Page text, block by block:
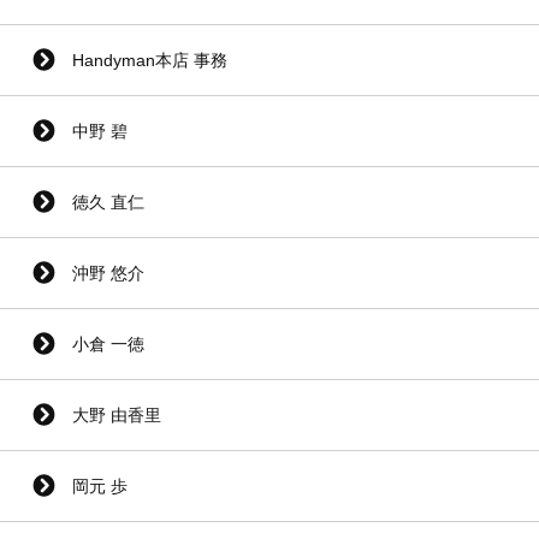
Handyman本店 事務
中野 碧
徳久 直仁
沖野 悠介
小倉 一徳
大野 由香里
岡元 歩